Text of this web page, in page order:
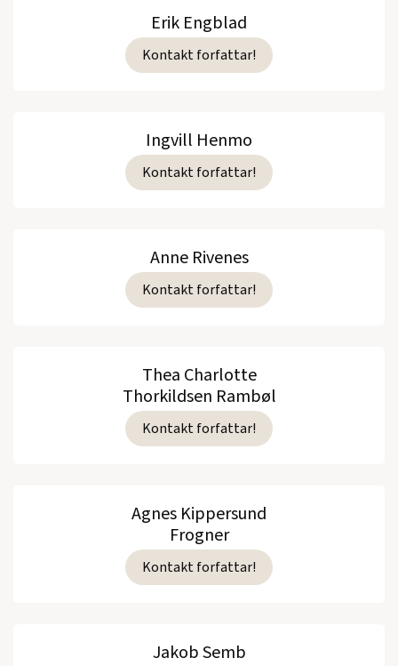
Erik Engblad
Kontakt forfattar!
Ingvill Henmo
Kontakt forfattar!
Anne Rivenes
Kontakt forfattar!
Thea Charlotte
Thorkildsen Rambøl
Kontakt forfattar!
Agnes Kippersund
Frogner
Kontakt forfattar!
Jakob Semb